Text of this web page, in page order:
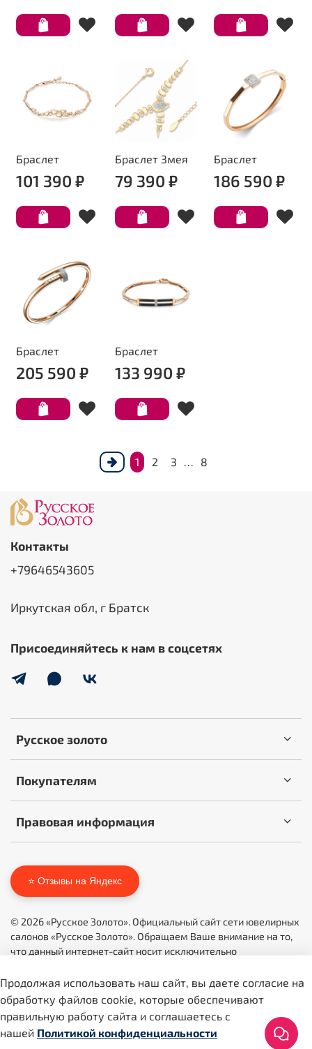
Браслет
101 390 ₽
Браслет Змея
79 390 ₽
Браслет
186 590 ₽
Браслет
205 590 ₽
Браслет
133 990 ₽
1 2 3 … 8
Русское золото
Покупателям
Правовая информация
Контакты
+79646543605
Иркутская обл, г Братск
Присоединяйтесь к нам в соцсетях
⭐ Отзывы на Яндекс
© 2026 «Русское Золото». Официальный сайт сети ювелирных
салонов «Русское Золото». Обращаем Ваше внимание на то,
что данный интернет-сайт носит исключительно
является публичной офертой, определяемой положениями
Статьи 437 (2) ГК РФ.
Icons byicons8.ru
Продолжая использовать наш сайт, вы даете согласие на
обработку файлов cookie, которые обеспечивают
правильную работу сайта и соглашаетесь с
нашей Политикой конфиденциальности